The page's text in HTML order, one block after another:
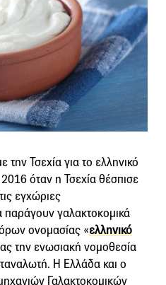
Τσεχία για το ελληνικό
όταν η Τσεχία θέσπισε
εγχώριες
παράγουν γαλακτοκομικά
ονομασίας «ελληνικό
την ενωσιακή νομοθεσία
Η Ελλάδα και ο
Γαλακτοκομικών